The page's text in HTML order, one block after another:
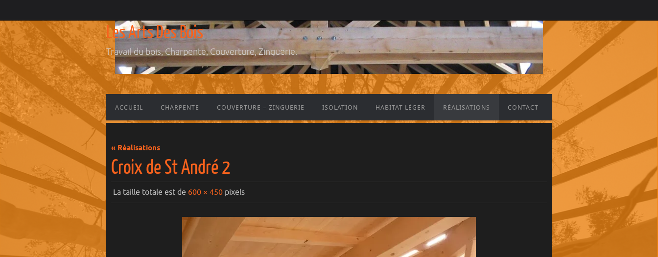
Les Arts Des Bois
Travail du bois, Charpente, Couverture, Zinguerie.
ACCUEIL CHARPENTE COUVERTURE – ZINGUERIE ISOLATION HABITAT LÉGER RÉALISATIONS CONTACT
« Réalisations
Croix de St André 2
La taille totale est de 600 × 450 pixels